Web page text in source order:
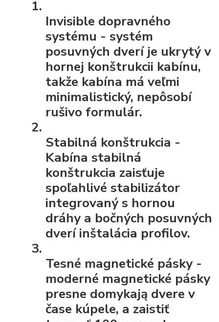
Invisible dopravného
systému - systém
posuvných dverí je ukrytý v
hornej konštrukcii kabínu,
takže kabína má veľmi
minimalistický, nepôsobí
rušivo formulár.
Stabilná konštrukcia -
Kabína stabilná
konštrukcia zaisťuje
spoľahlivé stabilizátor
integrovaný s hornou
dráhy a bočných posuvných
dverí inštalácia profilov.
Tesné magnetické pásky -
moderné magnetické pásky
presne domykają dvere v
čase kúpele, a zaistiť